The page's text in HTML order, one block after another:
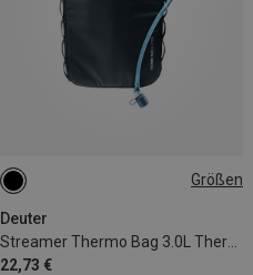
Größen
Deuter
22,73 €
3L